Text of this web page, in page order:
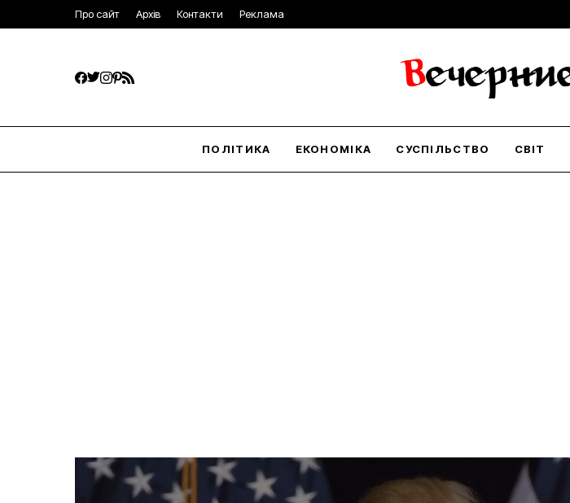
Про сайт Архів Контакти Реклама
ПОЛІТИКА ЕКОНОМІКА СУСПІЛЬСТВО СВІТ